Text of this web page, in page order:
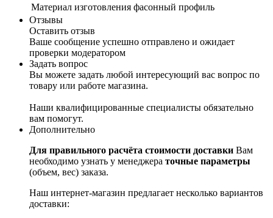
Материал изготовления фасонный профиль
Отзывы
Оставить отзыв
Ваше сообщение успешно отправлено и ожидает
проверки модератором
Задать вопрос
Вы можете задать любой интересующий вас вопрос по
товару или работе магазина.
Наши квалифицированные специалисты обязательно
вам помогут.
Дополнительно
Для правильного расчёта стоимости доставки Вам
необходимо узнать у менеджера точные параметры
(объем, вес) заказа.
Наш интернет-магазин предлагает несколько вариантов
доставки: